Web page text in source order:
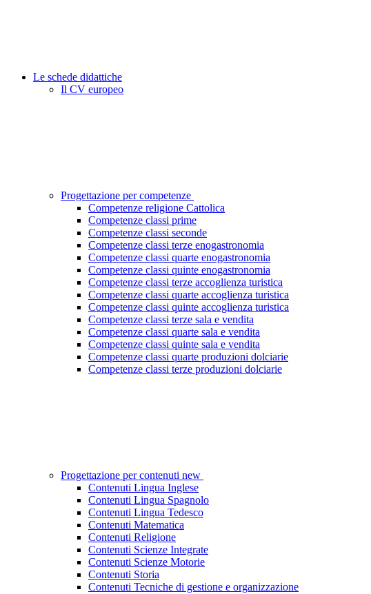
Le schede didattiche
Il CV europeo
Progettazione per competenze
Competenze religione Cattolica
Competenze classi prime
Competenze classi seconde
Competenze classi terze enogastronomia
Competenze classi quarte enogastronomia
Competenze classi quinte enogastronomia
Competenze classi terze accoglienza turistica
Competenze classi quarte accoglienza turistica
Competenze classi quinte accoglienza turistica
Competenze classi terze sala e vendita
Competenze classi quarte sala e vendita
Competenze classi quinte sala e vendita
Competenze classi quarte produzioni dolciarie
Competenze classi terze produzioni dolciarie
Progettazione per contenuti new
Contenuti Lingua Inglese
Contenuti Lingua Spagnolo
Contenuti Lingua Tedesco
Contenuti Matematica
Contenuti Religione
Contenuti Scienze Integrate
Contenuti Scienze Motorie
Contenuti Storia
Contenuti Tecniche di gestione e organizzazione